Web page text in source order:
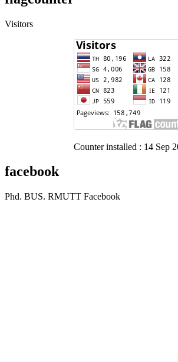
Visitors
Counter installed : 14 Sep
facebook
Phd. BUS. RMUTT Facebook